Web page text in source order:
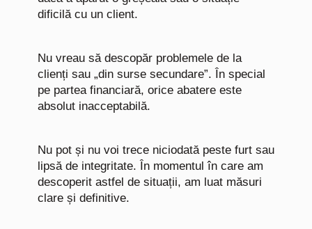
dificilă cu un client.
Nu vreau să descopăr problemele de la
clienți sau „din surse secundare”. În special
pe partea financiară, orice abatere este
absolut inacceptabilă.
Nu pot și nu voi trece niciodată peste furt sau
lipsă de integritate. În momentul în care am
descoperit astfel de situații, am luat măsuri
clare și definitive.